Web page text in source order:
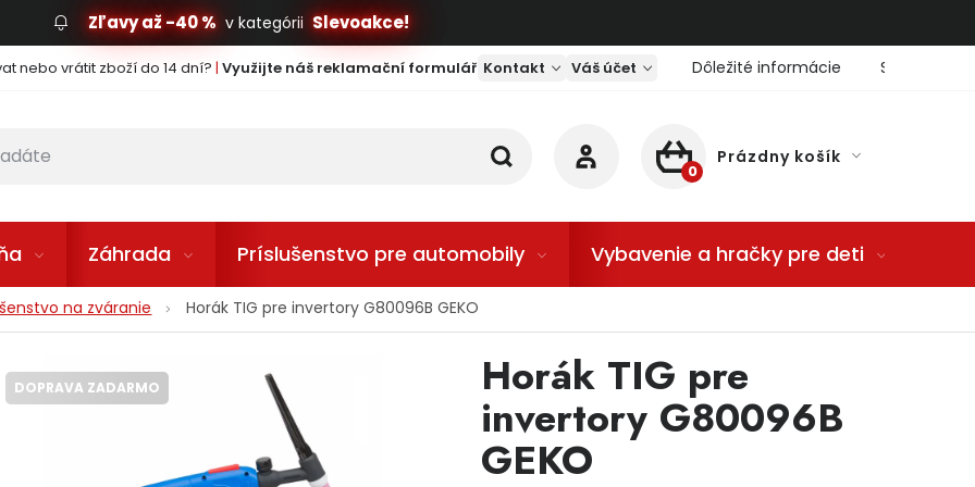
Zľavy až -40 % v kategórii Slevoakce!
nebo vrátit zboží do 14 dní? | Využijte náš reklamační formulář Kontakt Váš účet Dôležité informácie Servis
NÁKUPNÝ KOŠÍK
Prázdny košík
Záhrada Príslušenstvo pre automobily Vybavenie a hračky pre deti
na zváranie Horák TIG pre invertory G80096B GEKO
Horák TIG pre
invertory G80096B
GEKO
DOPRAVA ZADARMO